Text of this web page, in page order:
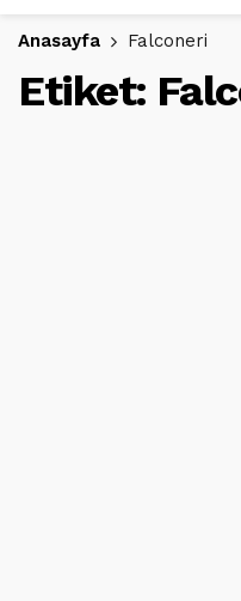
Anasayfa Falconeri
Etiket: